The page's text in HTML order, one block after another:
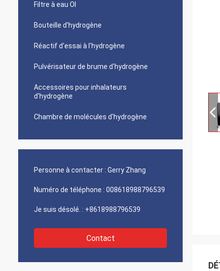
Filtre à eau OI
Bouteille d'hydrogène
Réactif d'essai à l'hydrogène
Pulvérisateur de brume d'hydrogène
Accessoires pour inhalateurs
d'hydrogène
Chambre de molécules d'hydrogène
Personne à contacter : Gerry Zhang
Numéro de téléphone : 008618988796539
Je suis désolé. : +8618988796539
Contact